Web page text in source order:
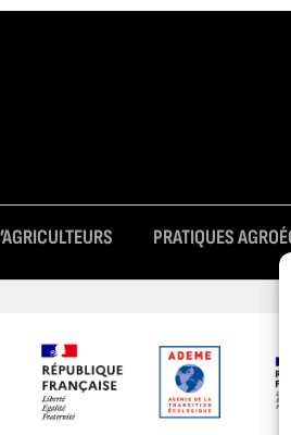
PRATIQUES